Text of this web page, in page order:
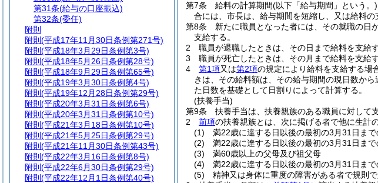
第7条
給料の計算期間(以下「給与期間」という。)
合には、市長は、給与期間を短縮し、又は給料の
第8条
新たに職員となった者には、その就職の日
支給する。
2
職員が退職したときは、その日まで給料を支給す
3
職員が死亡したときは、その月まで給料を支給す
4
第1項又は第2項の規定により給料を支給する場
きは、その給料額は、その給与期間の現日数から
た日数を基礎として日割りによって計算する。
(扶養手当)
第9条
扶養手当は、扶養親族のある職員に対して支
2
前項の扶養親族とは、次に掲げる者で他に生計
(1)
満22歳に達する日以後の最初の3月31日ま
(2)
満22歳に達する日以後の最初の3月31日ま
(3)
満60歳以上の父母及び祖父母
(4)
満22歳に達する日以後の最初の3月31日ま
(5)
精神又は身体に重度の障害がある者で規則
第31条(給与の口座振込)
第32条(委任)
附則
附則 (平成17年11月30日条例第271号)
附則 (平成18年3月29日条例第3号)
附則 (平成18年5月26日条例第28号)
附則 (平成18年9月29日条例第65号)
附則 (平成19年3月30日条例第4号)
附則 (平成19年12月28日条例第29号)
附則 (平成20年3月31日条例第6号)
附則 (平成20年3月31日条例第10号)
附則 (平成21年3月18日条例第10号)
附則 (平成21年5月25日条例第29号)
附則 (平成21年11月30日条例第43号)
附則 (平成22年3月16日条例第8号)
附則 (平成22年6月30日条例第29号)
附則 (平成22年12月1日条例第40号)